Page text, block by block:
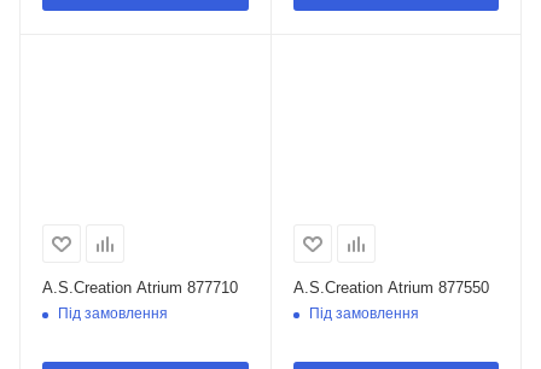
A.S.Creation Atrium 877710
Під замовлення
A.S.Creation Atrium 877550
Під замовлення